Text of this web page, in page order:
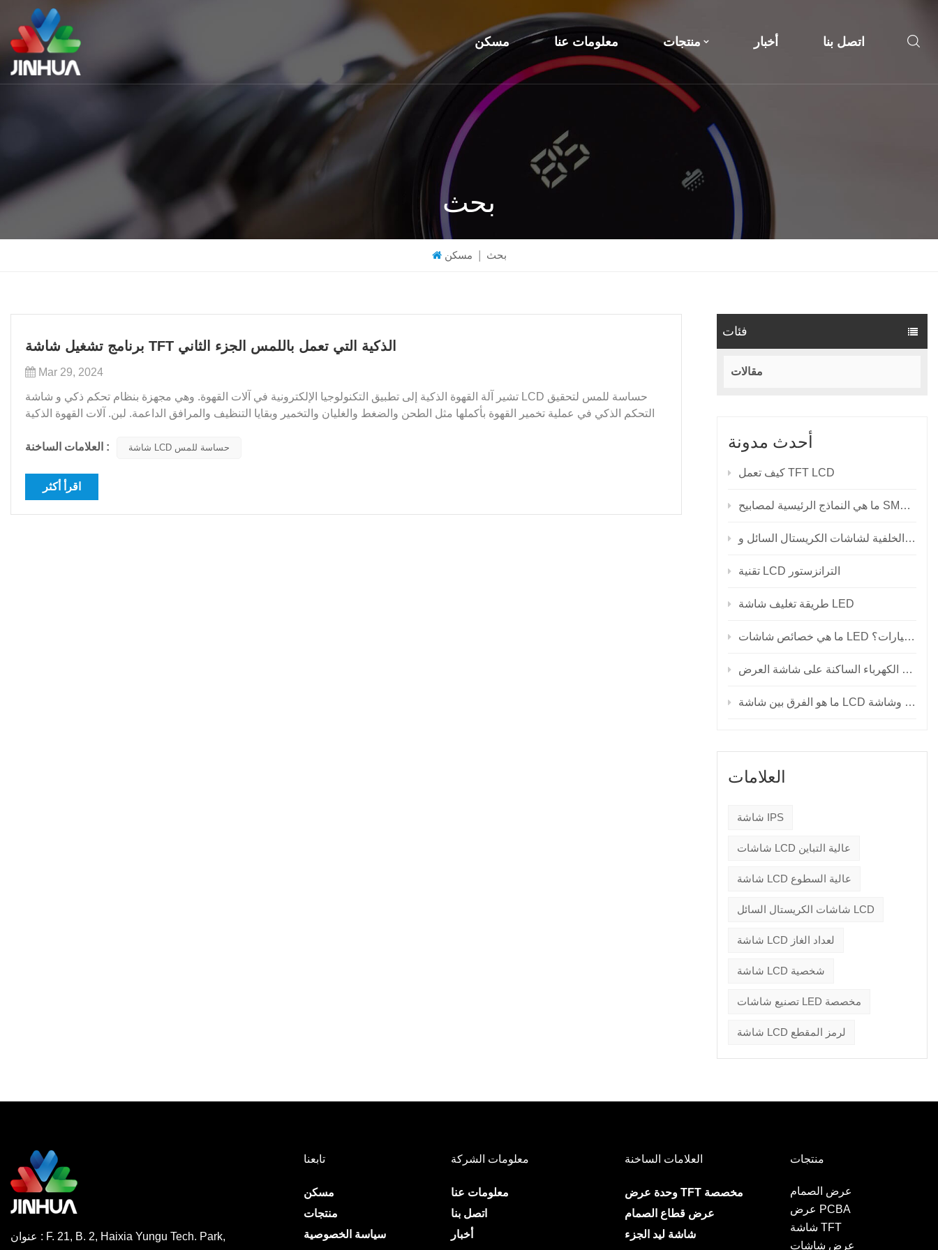
مسكن معلومات عنا منتجات أخبار اتصل بنا
بحث
مسكن بحث
فئات
مقالات
أحدث مدونة
كيف تعمل TFT LCD
تقنية LCD الترانزستور
طريقة تغليف شاشة LED
ما هي خصائص شاشات LED للسيارات؟
العلامات
شاشة IPS
شاشات LCD عالية التباين
شاشة LCD عالية السطوع
شاشات الكريستال السائل LCD
شاشة LCD لعداد الغاز
شاشة LCD شخصية
تصنيع شاشات LED مخصصة
شاشة LCD لرمز المقطع
برنامج تشغيل شاشة TFT الذكية التي تعمل باللمس الجزء الثاني
Mar 29, 2024
تشير آلة القهوة الذكية إلى تطبيق التكنولوجيا الإلكترونية في آلات القهوة. وهي مجهزة بنظام تحكم ذكي و شاشة LCD حساسة للمس لتحقيق
التحكم الذكي في عملية تخمير القهوة بأكملها مثل الطحن والضغط والغليان والتخمير وبقايا التنظيف والمرافق الداعمة. لبن. آلات القهوة الذكية
العلامات الساخنة :
شاشة LCD حساسة للمس
اقرأ أكثر
عنوان : F. 21, B. 2, Haixia Yungu Tech. Park,
تابعنا
مسكن
منتجات
سياسة الخصوصية
معلومات الشركة
معلومات عنا
اتصل بنا
أخبار
العلامات الساخنة
وحدة عرض TFT مخصصة
عرض قطاع الصمام
شاشة ليد الجزء
منتجات
عرض الصمام
عرض PCBA
شاشة TFT
عرض شاشات